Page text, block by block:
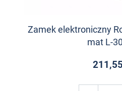
Zamek elektroniczny
mat L-